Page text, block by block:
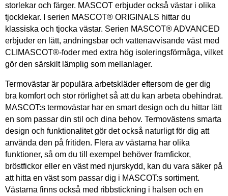
storlekar och färger. MASCOT erbjuder också västar i olika
tjocklekar. I serien MASCOT® ORIGINALS hittar du
klassiska och tjocka västar. Serien MASCOT® ADVANCED
erbjuder en lätt, andningsbar och vattenavvisande väst med
CLIMASCOT®-foder med extra hög isoleringsförmåga, vilket
gör den särskilt lämplig som mellanlager.
Termovästar är populära arbetskläder eftersom de ger dig
bra komfort och stor rörlighet så att du kan arbeta obehindrat.
MASCOT:s termovästar har en smart design och du hittar lätt
en som passar din stil och dina behov. Termovästens smarta
design och funktionalitet gör det också naturligt för dig att
använda den på fritiden. Flera av västarna har olika
funktioner, så om du till exempel behöver framfickor,
bröstfickor eller en väst med njurskydd, kan du vara säker på
att hitta en väst som passar dig i MASCOT:s sortiment.
Västarna finns också med ribbstickning i halsen och en